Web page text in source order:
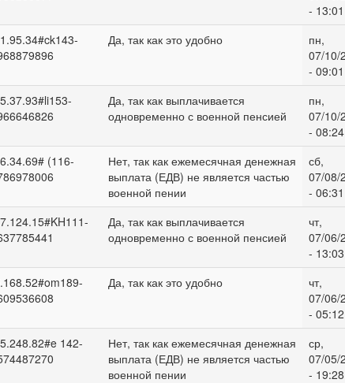
- 13:01
Да, так как это удобно
пн,
07/10/
- 09:01
Да, так как выплачивается
одновременно с военной пенсией
пн,
07/10/
- 08:24
(116-
Нет, так как ежемесячная денежная
выплата (ЕДВ) не является частью
военной пении
сб,
07/08/
- 06:31
Да, так как выплачивается
одновременно с военной пенсией
чт,
07/06/
- 13:03
Да, так как это удобно
чт,
07/06/
- 05:12
142-
Нет, так как ежемесячная денежная
выплата (ЕДВ) не является частью
военной пении
ср,
07/05/
- 19:28